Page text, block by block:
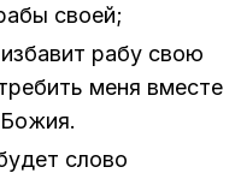
сво­ей;
рабу свою
меня вме­сте
сло­во